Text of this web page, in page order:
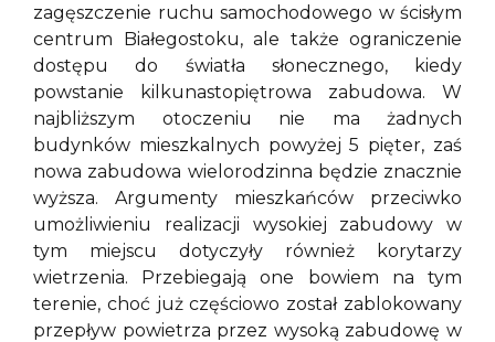
zagęszczenie ruchu samochodowego w ścisłym
centrum Białegostoku, ale także ograniczenie
dostępu do światła słonecznego, kiedy
powstanie kilkunastopiętrowa zabudowa. W
najbliższym otoczeniu nie ma żadnych
budynków mieszkalnych powyżej 5 pięter, zaś
nowa zabudowa wielorodzinna będzie znacznie
wyższa. Argumenty mieszkańców przeciwko
umożliwieniu realizacji wysokiej zabudowy w
tym miejscu dotyczyły również korytarzy
wietrzenia. Przebiegają one bowiem na tym
terenie, choć już częściowo został zablokowany
przepływ powietrza przez wysoką zabudowę w